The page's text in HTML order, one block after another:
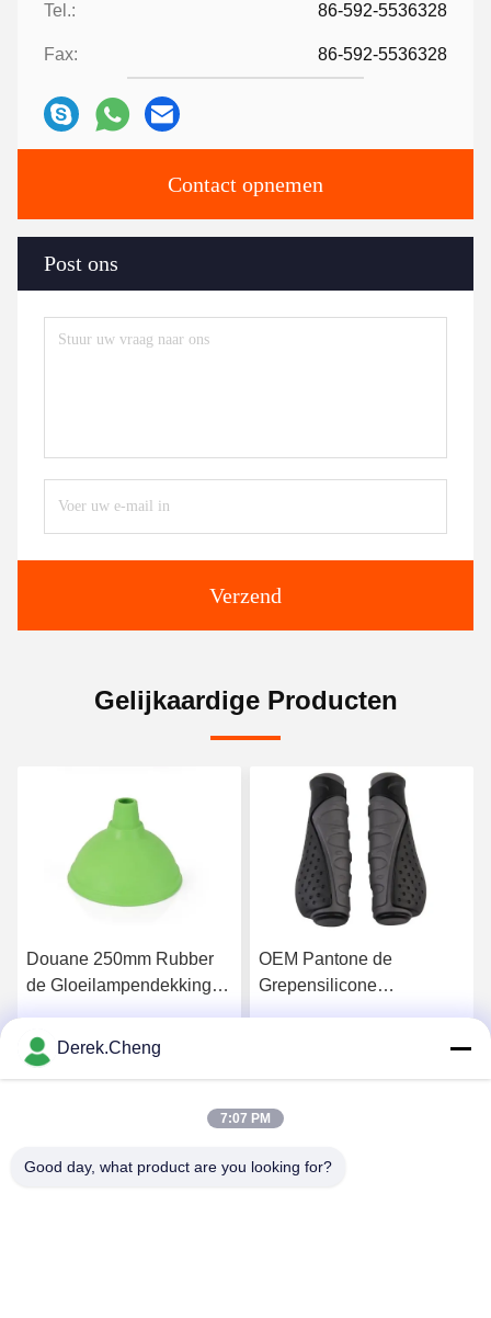
Tel.: 86-592-5536328
Fax: 86-592-5536328
Contact opnemen
Post ons
Verzend
Gelijkaardige Producten
Douane 250mm Rubber
de Gloeilampendekking
Krijg Beste Prijs
OEM Pantone de
Grepensilicone
Derek.Cheng
7:07 PM
Good day, what product are you looking for?